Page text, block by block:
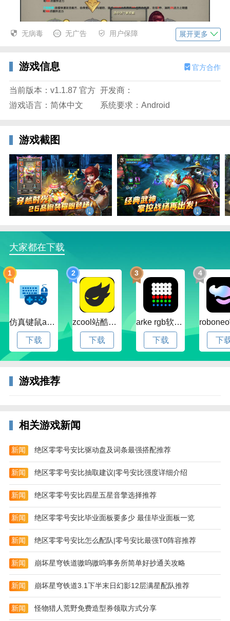
3、点击下方花费金币升级。
蜗牛首款动作RPG手游《太极熊猫》携浓厚美式漫画风
格来袭!想体验3D端游引擎和真人动作捕捉技术强强打
造出的手游最爽快打击感么?想体验独一无二的浮空连
招格斗带来畅爽体验嘛?《太极熊猫》庞大的伊瓦兰斯
幻之大陆等你来挑战!三大职业,百种武神,千种装备最强
的动作角色等你来养成!全新开放实时PVP竞技场、组队
BOSS战让你成为真正的强者.
太极熊猫当乐版特色
1.全面颠覆传统arpg 史上最强的打击快感
2.3D端游引擎打造 视网膜级视觉盛宴
3.百变战宠炫酷助战 专属卫队屠戮BOSS
4.千种神装策略搭配 灵魂组合自由玩转
太极熊猫最新版更新内容
1、开放五级转生
2、新增公会跨服战场
3、新增战队跨服战场
4、新增全职业2、3技能符文进化
5、新增太极兑换功能
无病毒 无广告 用户保障 展开更多
游戏信息 官方合作
当前版本：v1.1.87 官方 开发商：
游戏语言：简体中文
系统要求：Android
游戏截图
大家都在下载
1
仿真键鼠app官方版下载v1.4.3.58 安卓最新版
下载
2
zcool站酷官方版下载v5.15.0 安卓最新版本
下载
3
arke rgb软件下载v20.0 安卓版
下载
4
下
游戏推荐
相关游戏新闻
新闻 绝区零零号安比驱动盘及词条最强搭配推荐
新闻 绝区零零号安比抽取建议|零号安比强度详细介绍
新闻 绝区零零号安比四星五星音擎选择推荐
新闻 绝区零零号安比毕业面板要多少 最佳毕业面板一览
新闻 绝区零零号安比怎么配队|零号安比最强T0阵容推荐
新闻 崩坏星穹铁道嗷呜嗷呜事务所简单好抄通关攻略
新闻 崩坏星穹铁道3.1下半末日幻影12层满星配队推荐
新闻 怪物猎人荒野免费造型券领取方式分享